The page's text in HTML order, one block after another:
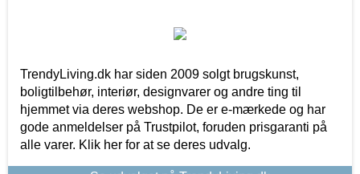
TrendyLiving.dk har siden 2009 solgt brugskunst,
boligtilbehør, interiør, designvarer og andre ting til
hjemmet via deres webshop. De er e-mærkede og har
gode anmeldelser på Trustpilot, foruden prisgaranti på
alle varer. Klik her for at se deres udvalg.